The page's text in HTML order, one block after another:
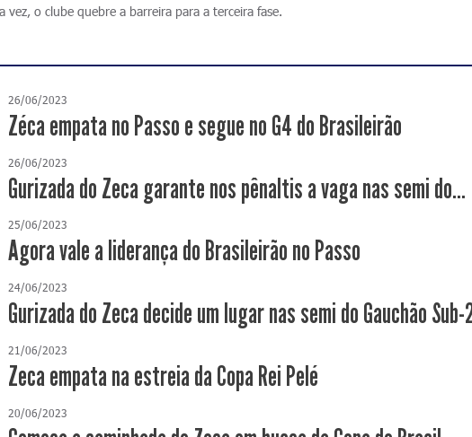
vez, o clube quebre a barreira para a terceira fase.
26/06/2023
Zéca empata no Passo e segue no G4 do Brasileirão
26/06/2023
Gurizada do Zeca garante nos pênaltis a vaga nas semi do...
25/06/2023
Agora vale a liderança do Brasileirão no Passo
24/06/2023
Gurizada do Zeca decide um lugar nas semi do Gauchão
21/06/2023
Zeca empata na estreia da Copa Rei Pelé
20/06/2023